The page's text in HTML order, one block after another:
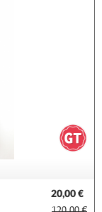
20,00 €